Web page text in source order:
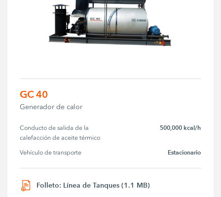
GC 40
Generador de calor
Conducto de salida de la
calefacción de aceite térmico
500,000 kcal/h
Vehículo de transporte Estacionario
Folleto: Línea de Tanques (1.1 MB)